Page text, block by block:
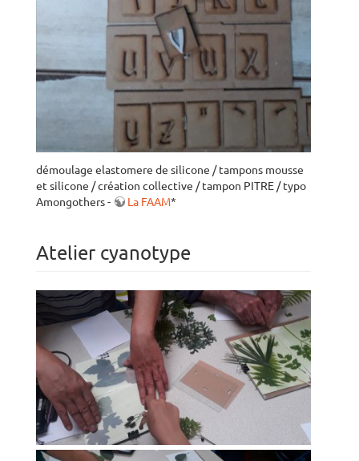
démoulage elastomere de silicone / tampons mousse
et silicone / création collective / tampon PITRE / typo
Amongothers -
La FAAM*
Atelier cyanotype